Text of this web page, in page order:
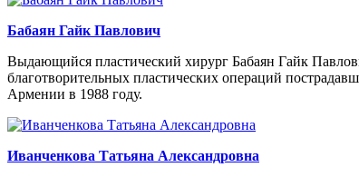
Бабаян Гайк Павлович
Выдающийся пластический хирург Бабаян Гайк
благотворительных пластических операций
Армении в 1988 году.
Иванченкова Татьяна Александровна